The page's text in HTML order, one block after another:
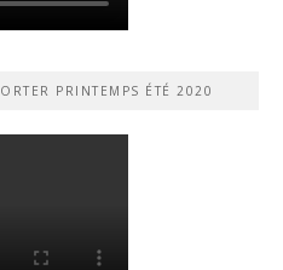
PRINTEMPS ÉTÉ 2020